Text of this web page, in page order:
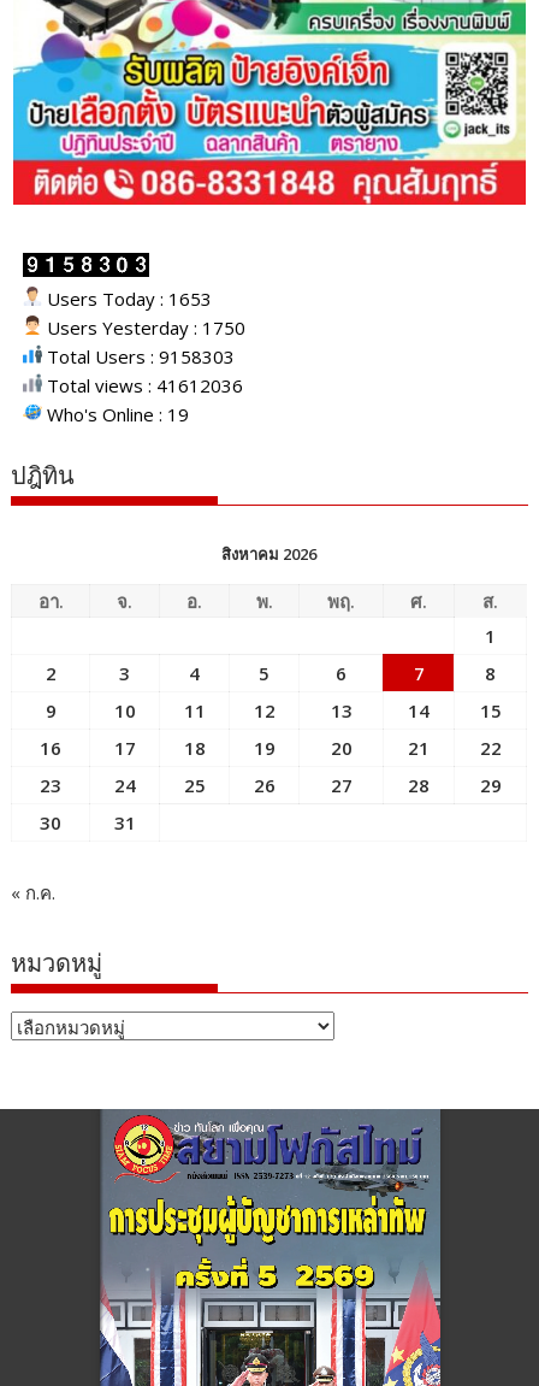
Users Today : 1653
Users Yesterday : 1750
Total Users : 9158303
Total views : 41612036
Who's Online : 19
ปฎิทิน
สิงหาคม 2026
อา. จ. อ. พ. พฤ. ศ.
ส.
1
2
3 4 5 6 7
8
9
10 11 12 13 14
15
16
17 18 19 20 21
22
23
24 25 26 27 28
29
30
31
« ก.ค.
หมวดหมู่
หมวด